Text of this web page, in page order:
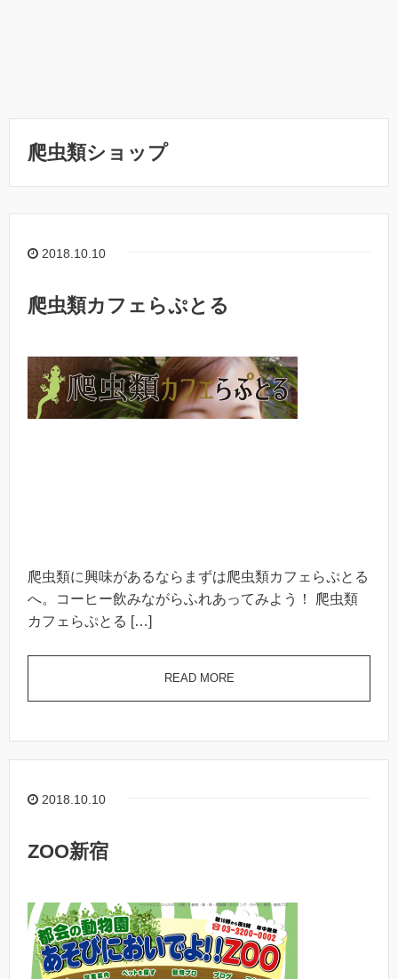
爬虫類ショップ
2018.10.10
爬虫類カフェらぷとる
爬虫類に興味があるならまずは爬虫類カフェらぷとる
へ。コーヒー飲みながらふれあってみよう！ 爬虫類
カフェらぷとる […]
READ MORE
2018.10.10
ZOO新宿